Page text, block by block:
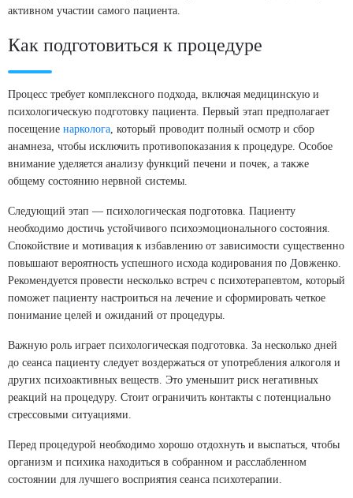
активном участии самого пациента.
Как подготовиться к процедуре
Процесс требует комплексного подхода, включая медицинскую и
психологическую подготовку пациента. Первый этап предполагает
посещение нарколога, который проводит полный осмотр и сбор
анамнеза, чтобы исключить противопоказания к процедуре. Особое
внимание уделяется анализу функций печени и почек, а также
общему состоянию нервной системы.
Следующий этап — психологическая подготовка. Пациенту
необходимо достичь устойчивого психоэмоционального состояния.
Спокойствие и мотивация к избавлению от зависимости существенно
повышают вероятность успешного исхода кодирования по Довженко.
Рекомендуется провести несколько встреч с психотерапевтом, который
поможет пациенту настроиться на лечение и сформировать четкое
понимание целей и ожиданий от процедуры.
Важную роль играет психологическая подготовка. За несколько дней
до сеанса пациенту следует воздержаться от употребления алкоголя и
других психоактивных веществ. Это уменьшит риск негативных
реакций на процедуру. Стоит ограничить контакты с потенциально
стрессовыми ситуациями.
Перед процедурой необходимо хорошо отдохнуть и выспаться, чтобы
организм и психика находиться в собранном и расслабленном
состоянии для лучшего восприятия сеанса психотерапии.